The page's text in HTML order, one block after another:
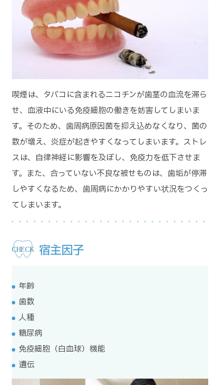
喫煙は、タバコに含まれるニコチンが歯茎の血流を滞ら
せ、血液中にいる免疫細胞の働きを妨害してしまいま
す。そのため、歯周病原因菌を抑え込めなくなり、菌の
数が増え、炎症が起きやすくなってしまいます。ストレ
スは、自律神経に影響を及ぼし、免疫力を低下させま
す。また、合っていない不良な被せものは、歯垢が停滞
しやすくなるため、歯周病にかかりやすい状況をつくっ
てしまいます。
宿主因子
年齢
歯数
人種
糖尿病
免疫細胞（白血球）機能
遺伝